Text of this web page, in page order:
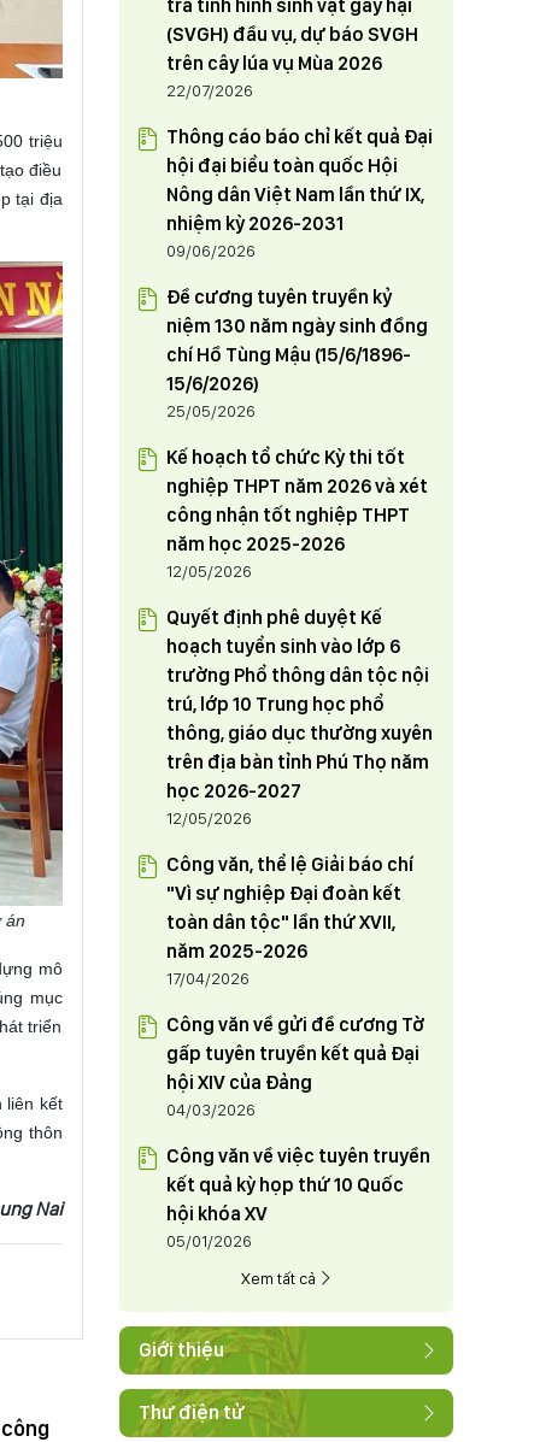
triệu
điều
tại địa
án
mô
mục
triển
liên kết
thôn
Nai
phòng Tỉnh uỷ điều động và chỉ
định tham gia Đảng đoàn Hội
Nông dân tỉnh từ ngày 1/6/2024
HỘI NÔNG DÂN TỈNH PHÚ THỌ
THAM GIA TUẦN HÀNG GIỚI THIỆU,
QUẢNG BÁ SẢN PHẨM NÔNG
CAO THÂN THIỆN VỚI MÔI
TRƯỜNG TẠI THỦ ĐÔ HÀ NỘI
tra tình hình sinh vật gây hại
(SVGH) đầu vụ, dự báo SVGH
trên cây lúa vụ Mùa 2026
22/07/2026
Thông cáo báo chỉ kết quả Đại
hội đại biểu toàn quốc Hội
Nông dân Việt Nam lần thứ IX,
nhiệm kỳ 2026-2031
09/06/2026
Đề cương tuyên truyền kỷ
niệm 130 năm ngày sinh đồng
chí Hồ Tùng Mậu (15/6/1896-
15/6/2026)
25/05/2026
Kế hoạch tổ chức Kỳ thi tốt
nghiệp THPT năm 2026 và xét
công nhận tốt nghiệp THPT
năm học 2025-2026
12/05/2026
Quyết định phê duyệt Kế
hoạch tuyển sinh vào lớp 6
trường Phổ thông dân tộc nội
trú, lớp 10 Trung học phổ
thông, giáo dục thường xuyên
trên địa bàn tỉnh Phú Thọ năm
học 2026-2027
12/05/2026
Công văn, thể lệ Giải báo chí
"Vì sự nghiệp Đại đoàn kết
toàn dân tộc" lần thứ XVII,
năm 2025-2026
17/04/2026
Công văn về gửi đề cương Tờ
gấp tuyên truyền kết quả Đại
hội XIV của Đảng
04/03/2026
Công văn về việc tuyên truyền
kết quả kỳ họp thứ 10 Quốc
hội khóa XV
05/01/2026
Xem tất cả
Giới thiệu
Thư điện tử